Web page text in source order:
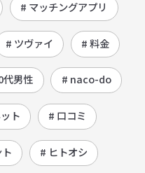
# マッチングアプリ
# ツヴァイ # 料金
代男性 # naco-do
ト # 口コミ
# ヒトオシ